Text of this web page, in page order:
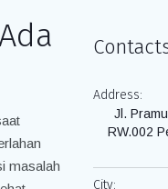
masalah
Address:
Jl.
RW.002
City: